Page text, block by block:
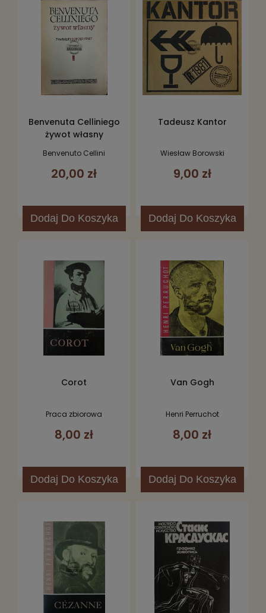
Benvenuta Celliniego
żywot własny
Benvenuto Cellini
20,00 zł
Dodaj Do Koszyka
Tadeusz Kantor
Wiesław Borowski
9,00 zł
Dodaj Do Koszyka
Corot
Praca zbiorowa
8,00 zł
Dodaj Do Koszyka
Van Gogh
Henri Perruchot
8,00 zł
Dodaj Do Koszyka